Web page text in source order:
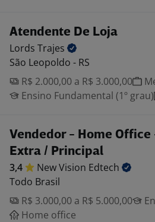
Atendente De Loja
Lords Trajes
São Leopoldo - RS
R$ 2.000,00 a R$ 3.000,00
Ensino Fundamental (1º grau)
Vendedor - Home Office
Extra / Principal
3,4 New Vision Edtech
Todo Brasil
R$ 3.000,00 a R$ 5.000,00
Home office